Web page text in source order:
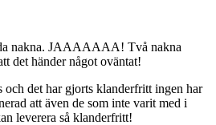
nakna. JAAAAAAA! Två nakna
det händer något oväntat!
det har gjorts klanderfritt ingen har
att även de som inte varit med i
leverera så klanderfritt!